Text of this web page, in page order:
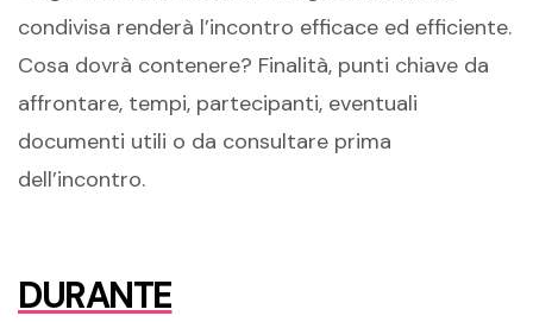
condivisa renderà l’incontro efficace ed efficiente.
Cosa dovrà contenere? Finalità, punti chiave da
affrontare, tempi, partecipanti, eventuali
documenti utili o da consultare prima
dell’incontro.
DURANTE